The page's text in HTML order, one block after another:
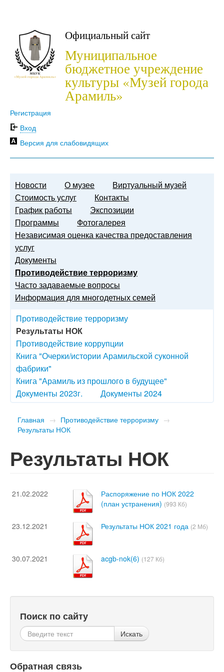
Официальный сайт
Муниципальное
бюджетное учреждение
культуры «Музей города
Арамиль»
Регистрация
Вход
Версия для слабовидящих
Новости О музее
Виртуальный музей
Стоимость услуг
Контакты
График работы
Экспозиции
Программы
Фотогалерея
Независимая оценка качества предоставления
услуг
Документы
Противодействие терроризму
Часто задаваемые вопросы
Информация для многодетных семей
Противодействие терроризму
Результаты НОК
Противодействие коррупции
Книга "Очерки/истории Арамильской суконной
фабрики"
Книга "Арамиль из прошлого в будущее"
Документы 2023г.
Документы 2024
Главная → Противодействие терроризму →
Результаты НОК
Результаты НОК
21.02.2022
Распоряжение по НОК 2022
(план устранения) (993 Кб)
23.12.2021 Результаты НОК 2021 года (2 Мб)
30.07.2021 acgb-nok(6) (127 Кб)
Поиск по сайту
Искать
Обратная связь